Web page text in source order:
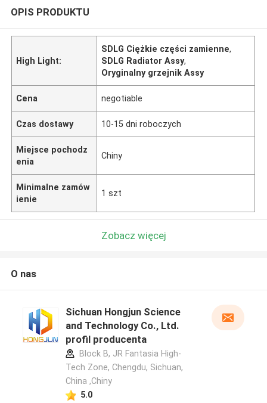
OPIS PRODUKTU
High Light:
SDLG Ciężkie części zamienne,
SDLG Radiator Assy,
Oryginalny grzejnik Assy
Cena negotiable
Czas dostawy 10-15 dni roboczych
Miejsce pochodz
enia
Chiny
Minimalne zamów
ienie
1 szt
Zobacz więcej
O nas
Sichuan Hongjun Science
and Technology Co., Ltd.
profil producenta
Block B, JR Fantasia High-
Tech Zone, Chengdu, Sichuan,
China ,Chiny
5.0